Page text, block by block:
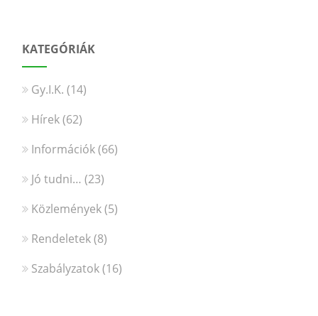
KATEGÓRIÁK
Gy.I.K. (14)
Hírek(62)
Információk(66)
Jó tudni… (23)
Közlemények(5)
Rendeletek(8)
Szabályzatok(16)